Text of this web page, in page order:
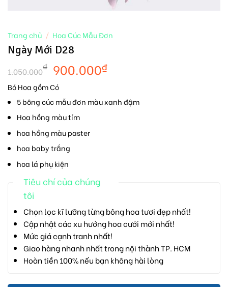
Trang chủ / Hoa Cúc Mẫu Đơn
Ngày Mới D28
1.050.000₫ 900.000₫
Bó Hoa gồm Có
5 bông cúc mẫu đơn màu xanh đậm
Hoa hồng màu tím
hoa hồng màu paster
hoa baby trắng
hoa lá phụ kiện
Tiêu chí của chúng
tôi
Chọn lọc kĩ lưỡng từng bông hoa tươi đẹp nhất!
Cập nhật các xu hướng hoa cưới mới nhất!
Mức giá cạnh tranh nhất!
Giao hàng nhanh nhất trong nội thành TP. HCM
Hoàn tiền 100% nếu bạn không hài lòng